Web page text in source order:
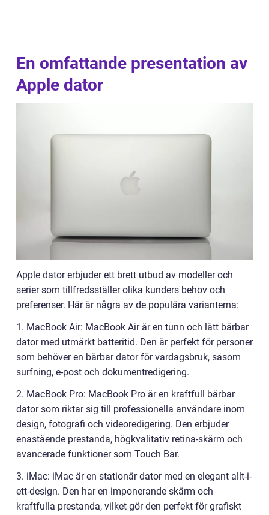
En omfattande presentation av
Apple dator
Apple dator erbjuder ett brett utbud av modeller och
serier som tillfredsställer olika kunders behov och
preferenser. Här är några av de populära varianterna:
1. MacBook Air: MacBook Air är en tunn och lätt bärbar
dator med utmärkt batteritid. Den är perfekt för personer
som behöver en bärbar dator för vardagsbruk, såsom
surfning, e-post och dokumentredigering.
2. MacBook Pro: MacBook Pro är en kraftfull bärbar
dator som riktar sig till professionella användare inom
design, fotografi och videoredigering. Den erbjuder
enastående prestanda, högkvalitativ retina-skärm och
avancerade funktioner som Touch Bar.
3. iMac: iMac är en stationär dator med en elegant allt-i-
ett-design. Den har en imponerande skärm och
kraftfulla prestanda, vilket gör den perfekt för grafiskt